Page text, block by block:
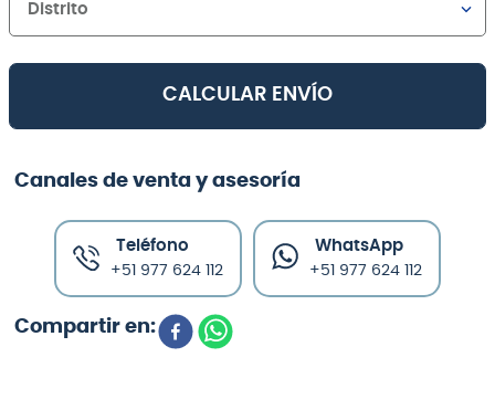
Distrito
CALCULAR ENVÍO
Canales de venta y asesoría
Teléfono
+51 977 624 112
WhatsApp
+51 977 624 112